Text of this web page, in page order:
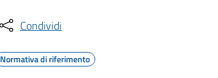
Condividi
Normativa di riferimento